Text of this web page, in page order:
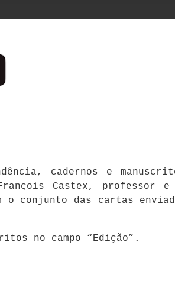
cadernos e
Castex, professor
o conjunto das cartas
no campo “Edição”.